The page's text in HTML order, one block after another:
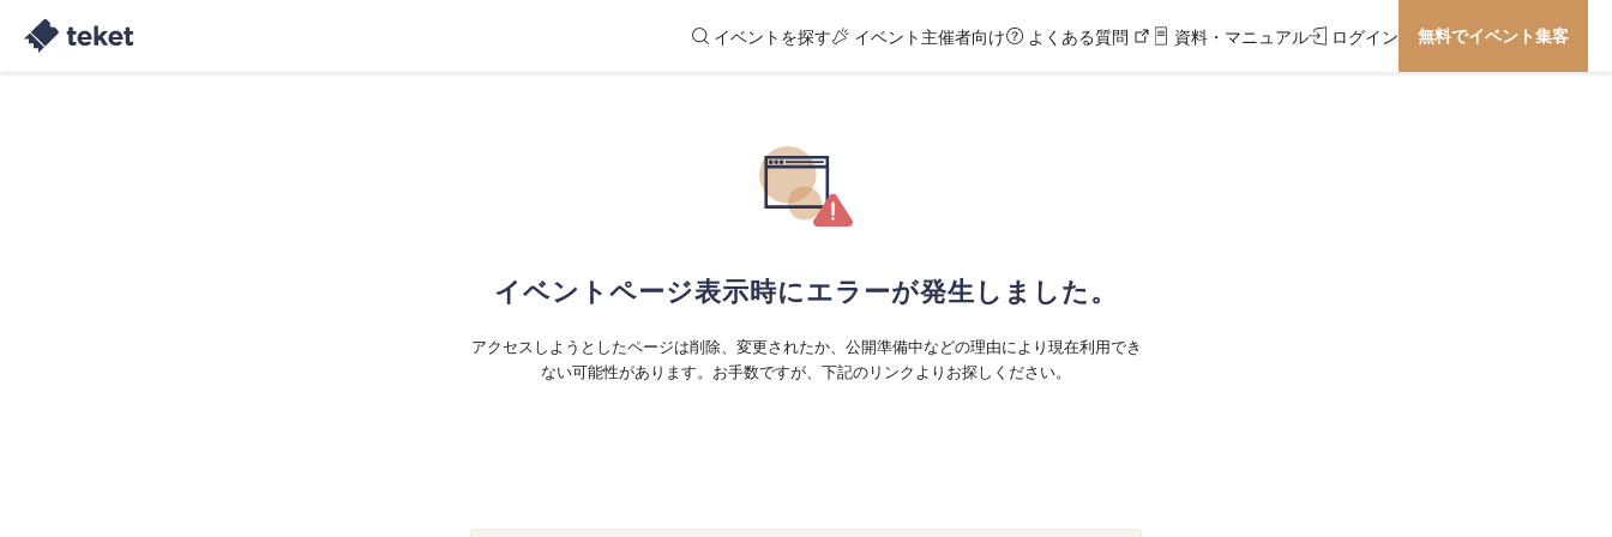
イベントを探す イベント主催者向け よくある質問 資料・マニュアル ログイン 無料でイベント集客
イベントページ表示時にエラーが発生しました。
アクセスしようとしたページは削除、変更されたか、公開準備中などの理由により現在利用でき
ない可能性があります。お手数ですが、下記のリンクよりお探しください。